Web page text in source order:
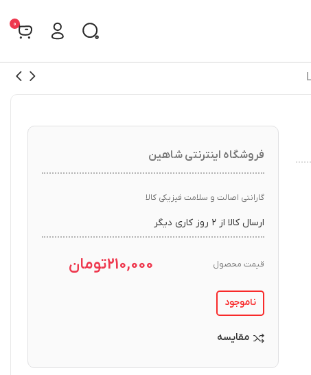
0
فروشگاه اینترنتی شاهین
گارانتی اصالت و سلامت فیزیکی کالا
ارسال کالا از ۲ روز کاری دیگر
قیمت محصول 210,000تومان
ناموجود
مقایسه